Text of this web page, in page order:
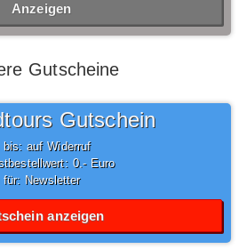
Anzeigen
Gutscheine
Gutschein
bis: auf Widerruf
0,- Euro
für: Newsletter
anzeigen